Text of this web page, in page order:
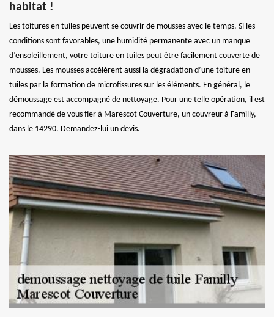
habitat !
Les toitures en tuiles peuvent se couvrir de mousses avec le temps. Si les
conditions sont favorables, une humidité permanente avec un manque
d’ensoleillement, votre toiture en tuiles peut être facilement couverte de
mousses. Les mousses accélérent aussi la dégradation d’une toiture en
tuiles par la formation de microfissures sur les éléments. En général, le
démoussage est accompagné de nettoyage. Pour une telle opération, il est
recommandé de vous fier à Marescot Couverture, un couvreur à Familly,
dans le 14290. Demandez-lui un devis.